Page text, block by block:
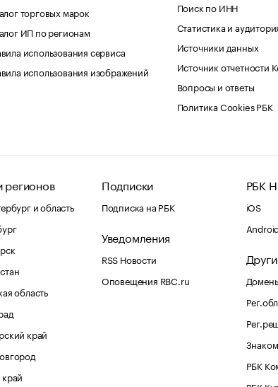
торговых марок
ИП по регионам
использования сервиса
использования изображений
Поиск по ИНН
Статистика и
Источники данных
Источник отчетности
Вопросы и ответы
Политика Cookies РБК
регионов
и область
область
край
Подписки
Подписка на РБК
Уведомления
RSS Новости
Оповещения RBC.ru
РБК
iOS
РБК